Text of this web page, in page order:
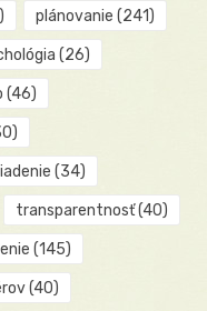
plánovanie (241)
(26)
(46)
(34)
transparentnosť(40)
(145)
(40)